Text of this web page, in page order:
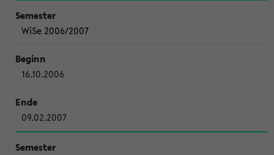
WiSe 2006/2007
16.10.2006
09.02.2007